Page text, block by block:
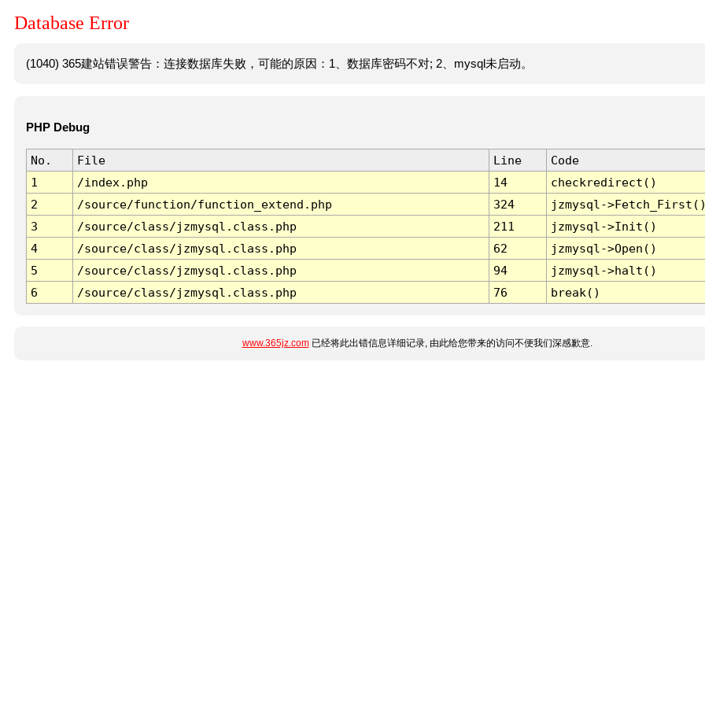
Database Error
(1040) 365建站错误警告：连接数据库失败，可能的原因：1、数据库密码不对; 2、mysql未启动。
PHP Debug
No. File Line
Code
1
/index.php 14
checkredirect()
2
/source/function/function_extend.php 324
jzmysql-
3
/source/class/jzmysql.class.php 211
jzmysql->Init()
4
/source/class/jzmysql.class.php 62
jzmysql->Open()
5
/source/class/jzmysql.class.php 94
jzmysql->halt()
6
/source/class/jzmysql.class.php 76 break()
www.365jz.com已经将此出错信息详细记录, 由此给您带来的访问不便我们深感歉意.